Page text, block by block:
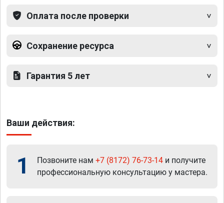
Оплата после проверки
Сохранение ресурса
Гарантия 5 лет
Ваши действия:
1 Позвоните нам +7 (8172) 76-73-14 и получите
профессиональную консультацию у мастера.